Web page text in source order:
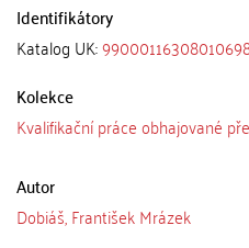
Identifikátory
Katalog UK:
Kolekce
Kvalifikační práce obhajované
Autor
Dobiáš, František Mrázek